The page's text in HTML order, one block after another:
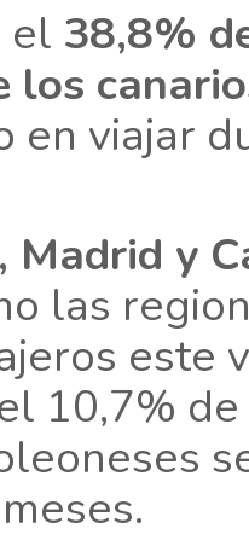
el 38,8%
los
en viajar
Madrid y
las
este
10,7%